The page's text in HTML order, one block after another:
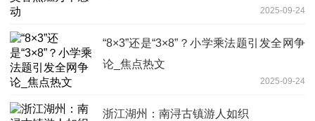
2025-09-24
“8×3”还是“3×8”？小学乘法题引发全网争
论_焦点热文
2025-09-24
浙江湖州：南浔古镇游人如织